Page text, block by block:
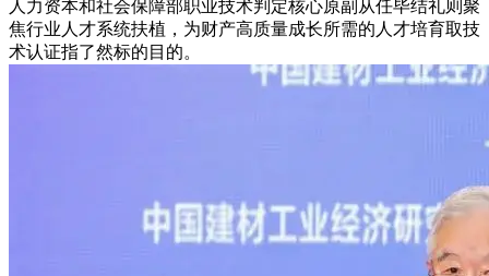
人力资本和社会保障部职业技术判定核心原副从任毕结礼则聚
焦行业人才系统扶植，为财产高质量成长所需的人才培育取技
术认证指了然标的目的。